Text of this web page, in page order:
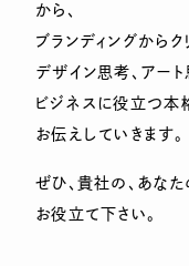
から、
ブランディングからク
デザイン思考、アート
ビジネスに役立つ本
お伝えしていきます。
ぜひ、貴社の、あな
お役立て下さい。